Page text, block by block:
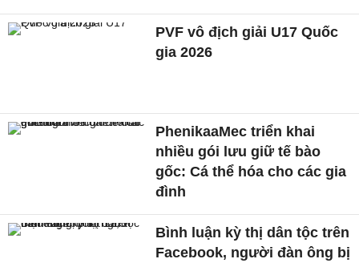
PVF vô địch giải U17 Quốc
gia 2026
PhenikaaMec triển khai
nhiều gói lưu giữ tế bào
gốc: Cá thể hóa cho các gia
đình
Bình luận kỳ thị dân tộc trên
Facebook, người đàn ông bị